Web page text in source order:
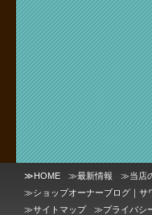
≫HOME ≫最新情報 ≫当店
≫ショップオーナーブログ｜サ
≫サイトマップ ≫プライバシ